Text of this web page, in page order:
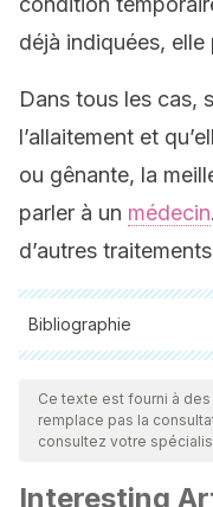
déjà indiquées,
Dans tous les cas,
l’allaitement et
ou gênante, la
parler à un médecin
d’autres
Bibliographie
Toutes les sources
par notre équipe pour
actualité et leur
ou scientifique
Ce texte est fourni à
remplace pas la
consultez votre
Interesting